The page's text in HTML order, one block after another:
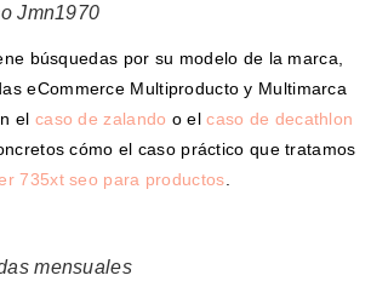
Jmn1970
búsquedas por su modelo de la marca,
eCommerce Multiproducto y Multimarca
el caso de zalando o elcaso de decathlon
cómo el caso práctico que tratamos
735xt seo para productos
mensuales